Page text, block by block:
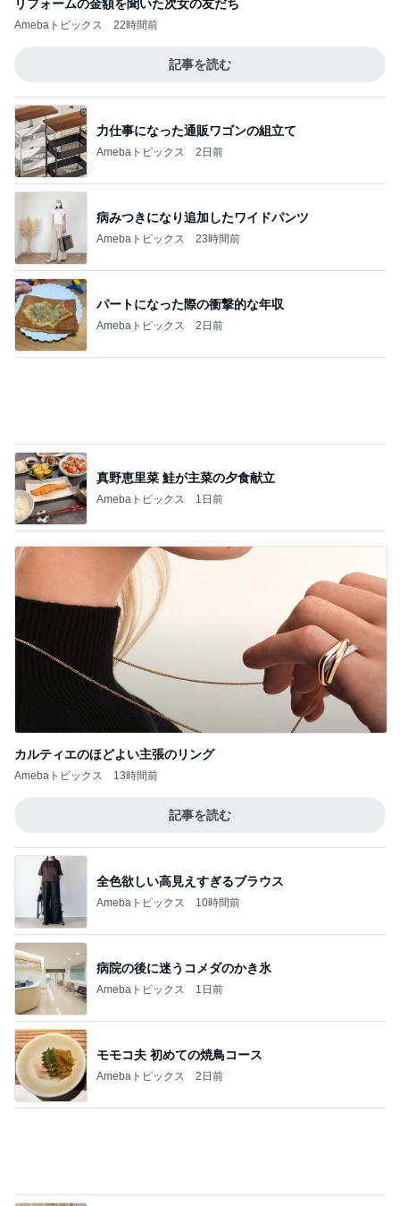
Amebaトピックス 2日前
病みつきになり追加したワイドパンツ
Amebaトピックス 23時間前
パートになった際の衝撃的な年収
Amebaトピックス 2日前
真野恵里菜 鮭が主菜の夕食献立
Amebaトピックス 1日前
カルティエのほどよい主張のリング
Amebaトピックス 13時間前
全色欲しい高見えすぎるブラウス
Amebaトピックス 10時間前
Amebaトピックス 1日前
モモコ夫 初めての焼鳥コース
Amebaトピックス 2日前
必ずどこで買ったか聞かれるデニム
Amebaトピックス 1日前